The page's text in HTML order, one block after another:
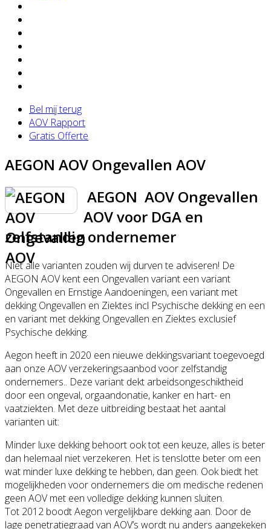
Bel mij terug
AOV Rapport
Gratis Offerte
AEGON AOV Ongevallen AOV
AEGON AOV Ongevallen
AOV voor DGA en
zelfstandig ondernemer
Niet alle varianten zouden wij durven te adviseren! De
AEGON AOV kent een Ongevallen variant een variant
Ongevallen en Ernstige Aandoeningen, een variant met
dekking Ongevallen en Ziektes incl Psychische dekking en een
en variant met dekking Ongevallen en Ziektes exclusief
Psychische dekking.
Aegon heeft in 2020 een nieuwe dekkingsvariant toegevoegd
aan onze AOV verzekeringsaanbod voor zelfstandig
ondernemers.. Deze variant dekt arbeidsongeschiktheid
door een ongeval, orgaandonatie, kanker en hart- en
vaatziekten. Met deze uitbreiding bestaat het aantal
varianten uit:
Minder luxe dekking behoort ook tot een keuze, alles is beter
dan helemaal niet verzekeren. Het is tenslotte beter om een
wat minder luxe dekking te hebben, dan geen. Ook biedt het
mogelijkheden voor ondernemers die om medische redenen
geen AOV met een volledige dekking kunnen sluiten.
Tot 2012 boodt Aegon vergelijkbare dekking aan. Door de
lage penetratiegraad van AOV’s wordt nu anders aangekeken